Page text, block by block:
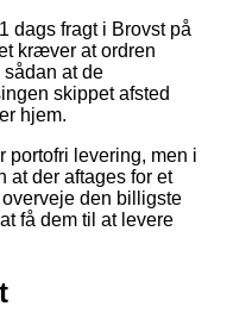
dags fragt i Brovst på
kræver at ordren
at de
skippet afsted
hjem.
portofri levering, men i
der aftages for et
den billigste
få dem til at levere